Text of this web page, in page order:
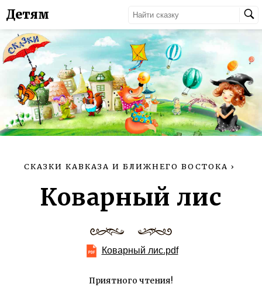
Детям
СКАЗКИ КАВКАЗА И БЛИЖНЕГО ВОСТОКА ›
Коварный лис
Коварный лис.pdf
Приятного чтения!